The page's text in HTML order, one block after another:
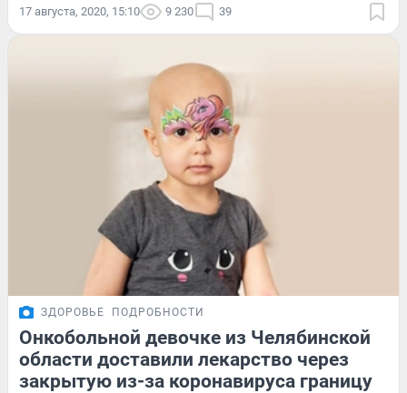
17 августа, 2020, 15:10 9 230 39
ЗДОРОВЬЕ ПОДРОБНОСТИ
Онкобольной девочке из Челябинской
области доставили лекарство через
закрытую из-за коронавируса границу